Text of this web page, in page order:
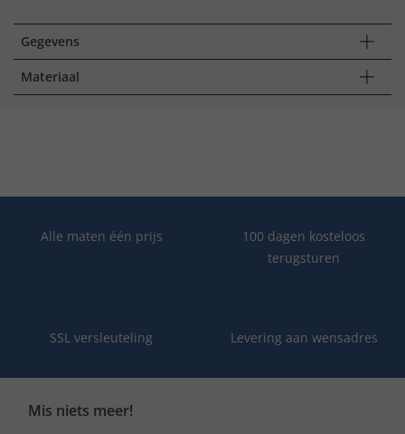
Gegevens
Materiaal
Alle maten één prijs
100 dagen kosteloos
terugsturen
SSL versleuteling Levering aan wensadres
Mis niets meer!